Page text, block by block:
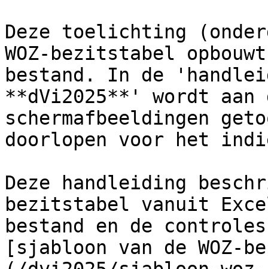
Deze toelichting
WOZ-bezitstabel
bestand. In de
**dVi2025**' wordt aan
schermafbeeldingen
doorlopen voor het
Deze handleiding
bezitstabel vanuit
bestand en de
[sjabloon van de WOZ-